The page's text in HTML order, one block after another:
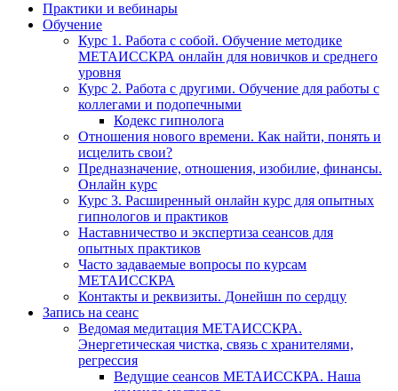
Практики и вебинары
Обучение
Курс 1. Работа с собой. Обучение методике
МЕТАИССКРА онлайн для новичков и среднего
уровня
Курс 2. Работа с другими. Обучение для работы с
коллегами и подопечными
Кодекс гипнолога
Отношения нового времени. Как найти, понять и
исцелить свои?
Предназначение, отношения, изобилие, финансы.
Онлайн курс
Курс 3. Расширенный онлайн курс для опытных
гипнологов и практиков
Наставничество и экспертиза сеансов для
опытных практиков
Часто задаваемые вопросы по курсам
МЕТАИССКРА
Контакты и реквизиты. Донейшн по сердцу
Запись на сеанс
Ведомая медитация МЕТАИССКРА.
Энергетическая чистка, связь с хранителями,
регрессия
Ведущие сеансов МЕТАИССКРА. Наша